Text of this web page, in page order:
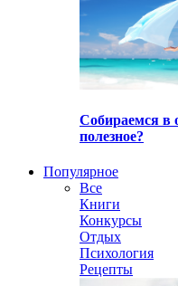
Собираемся в
полезное?
Популярное
Все
Книги
Конкурсы
Отдых
Психология
Рецепты